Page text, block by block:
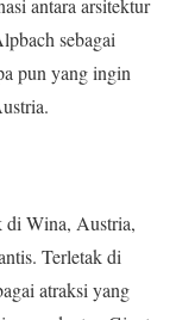
sebagai
pun yang ingin
di Wina, Austria,
Terletak di
atraksi yang